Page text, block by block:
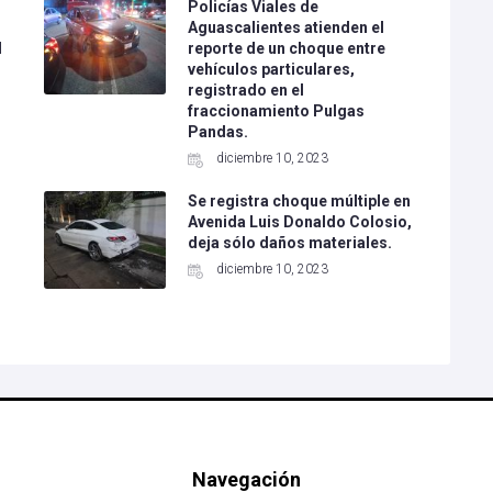
Policías Viales de
Aguascalientes atienden el
reporte de un choque entre
vehículos particulares,
registrado en el
fraccionamiento Pulgas
Pandas.
diciembre 10, 2023
Se registra choque múltiple en
Avenida Luis Donaldo Colosio,
deja sólo daños materiales.
diciembre 10, 2023
Navegación